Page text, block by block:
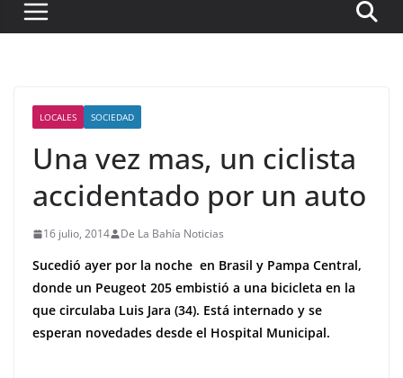
LOCALES SOCIEDAD
Una vez mas, un ciclista
accidentado por un auto
16 julio, 2014 De La Bahía Noticias
Sucedió ayer por la noche en Brasil y Pampa Central,
donde un Peugeot 205 embistió a una bicicleta en la
que circulaba Luis Jara (34). Está internado y se
esperan novedades desde el Hospital Municipal.